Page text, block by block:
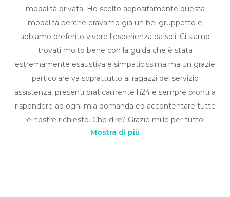
modalità privata. Ho scelto appositamente questa
modalità perché eravamo già un bel gruppetto e
abbiamo preferito vivere l'esperienza da soli. Ci siamo
trovati molto bene con la guida che è stata
estremamente esaustiva e simpaticissima ma un grazie
particolare va soprattutto ai ragazzi del servizio
assistenza, presenti praticamente h24 e sempre pronti a
rispondere ad ogni mia domanda ed accontentare tutte
le nostre richieste. Che dire? Grazie mille per tutto!
Mostra di più